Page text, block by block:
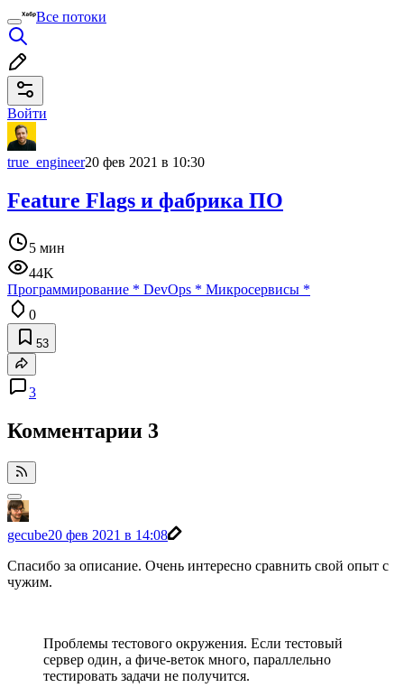
Все потоки
Войти
true_engineer20 фев 2021 в 10:30
Feature Flags и фабрика ПО
5 мин
44K
Программирование * DevOps * Микросервисы *
0
53
3
Комментарии 3
gecube20 фев 2021 в 14:08
Спасибо за описание. Очень интересно сравнить свой опыт с
чужим.
Проблемы тестового окружения. Если тестовый
сервер один, а фиче-веток много, параллельно
тестировать задачи не получится.